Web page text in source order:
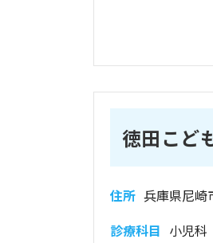
徳田こど
住所 兵庫県尼崎
診療科目 小児科